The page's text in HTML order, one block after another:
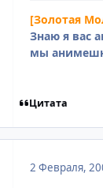
[Золотая
Знаю я вас
мы
Цитата
2 Февраля,